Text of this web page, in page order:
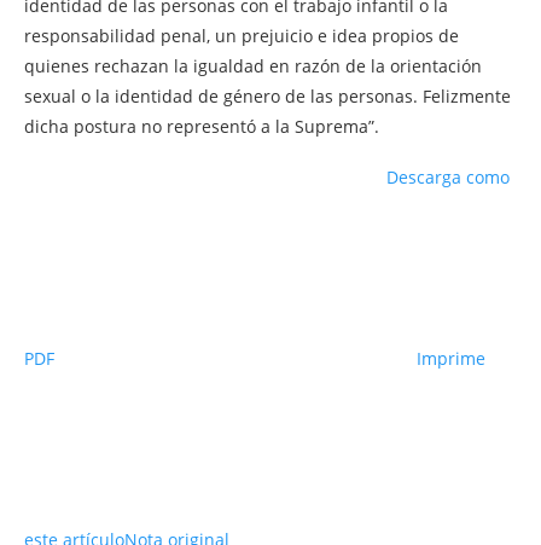
identidad de las personas con el trabajo infantil o la
responsabilidad penal, un prejuicio e idea propios de
quienes rechazan la igualdad en razón de la orientación
sexual o la identidad de género de las personas. Felizmente
dicha postura no representó a la Suprema”.
Descarga como
PDF Imprime
este artículoNota original